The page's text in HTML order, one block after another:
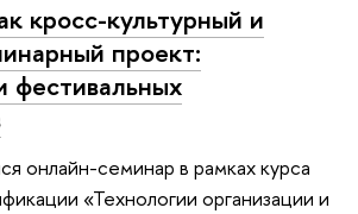
кросс-культурный и
проект:
фестивальных
онлайн-семинар в рамках курса
«Технологии организации и